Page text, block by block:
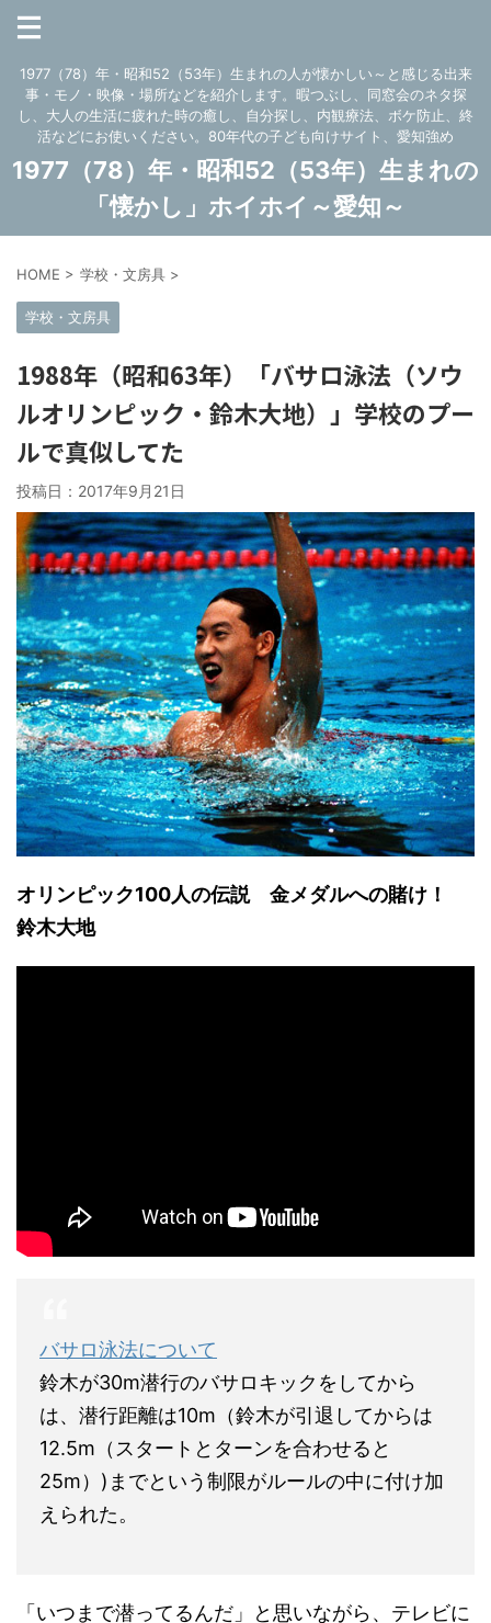
1977（78）年・昭和52（53年）生まれの人が懐かしい～と感じる出来
事・モノ・映像・場所などを紹介します。暇つぶし、同窓会のネタ探
し、大人の生活に疲れた時の癒し、自分探し、内観療法、ボケ防止、終
活などにお使いください。80年代の子ども向けサイト、愛知強め
1977（78）年・昭和52（53年）生まれの
「懐かし」ホイホイ～愛知～
HOME > 学校・文房具 >
学校・文房具
1988年（昭和63年）「バサロ泳法（ソウ
ルオリンピック・鈴木大地）」学校のプー
ルで真似してた
投稿日： 2017年9月21日
オリンピック100人の伝説 金メダルへの賭け！
鈴木大地
バサロ泳法について
鈴木が30m潜行のバサロキックをしてから
は、潜行距離は10m（鈴木が引退してからは
12.5m（スタートとターンを合わせると
25m）)までという制限がルールの中に付け加
えられた。
「いつまで潜ってるんだ」と思いながら、テレビに